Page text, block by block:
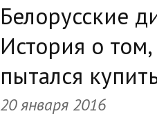
Белорусские
История о
пытался
20 января 2016